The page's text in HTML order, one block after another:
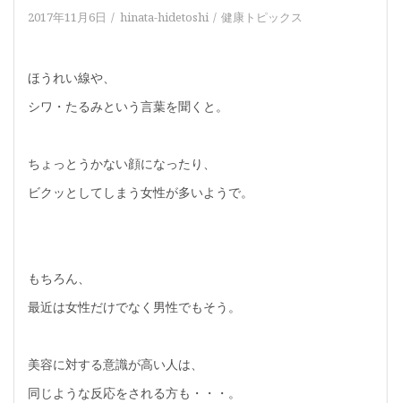
2017年11月6日 hinata-hidetoshi 健康トピックス
ほうれい線や、
シワ・たるみという言葉を聞くと。
ちょっとうかない顔になったり、
ビクッとしてしまう女性が多いようで。
もちろん、
最近は女性だけでなく男性でもそう。
美容に対する意識が高い人は、
同じような反応をされる方も・・・。